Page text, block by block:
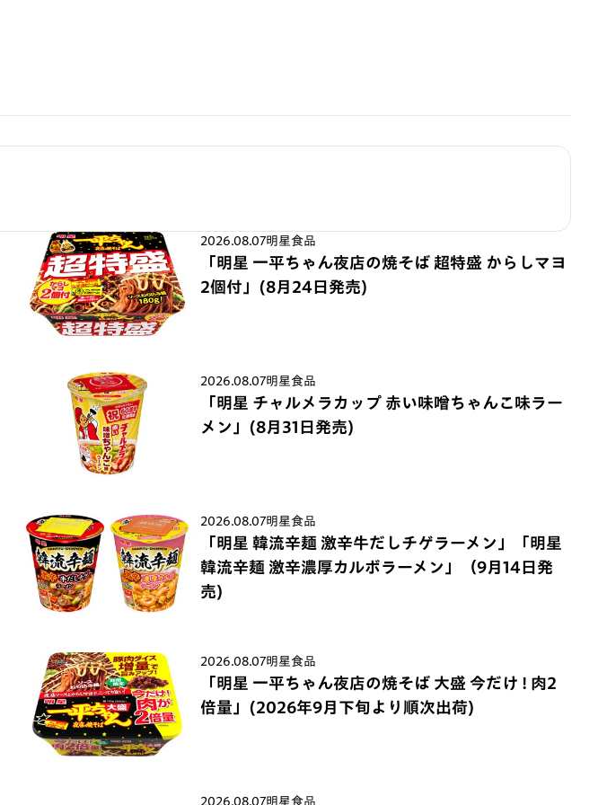
2026.08.07明星食品
「明星 一平ちゃん夜店の焼そば 超特盛 からしマヨ
2個付」(8月24日発売)
2026.08.07明星食品
「明星 チャルメラカップ 赤い味噌ちゃんこ味ラー
メン」(8月31日発売)
2026.08.07明星食品
「明星 韓流辛麺 激辛牛だしチゲラーメン」「明星
韓流辛麺 激辛濃厚カルボラーメン」（9月14日発
売)
2026.08.07明星食品
「明星 一平ちゃん夜店の焼そば 大盛 今だけ ! 肉2
倍量」(2026年9月下旬より順次出荷)
2026.08.07明星食品